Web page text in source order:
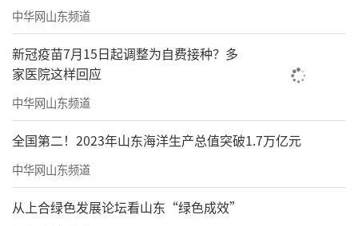
中华网山东频道
新冠疫苗7月15日起调整为自费接种？多
家医院这样回应
中华网山东频道
全国第二！2023年山东海洋生产总值突破1.7万亿元
中华网山东频道
从上合绿色发展论坛看山东“绿色成效”